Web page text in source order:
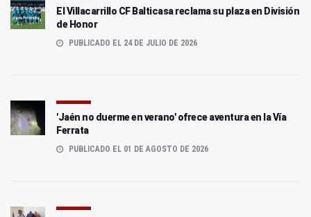
El Villacarrillo CF Balticasa reclama su plaza en División
de Honor
PUBLICADO EL 24 DE JULIO DE 2026
'Jaén no duerme en verano' ofrece aventura en la Vía
Ferrata
PUBLICADO EL 01 DE AGOSTO DE 2026